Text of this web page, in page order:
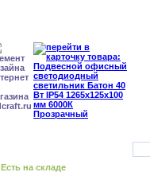
Есть на складе